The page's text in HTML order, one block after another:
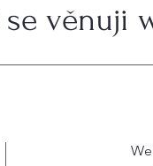
věnuji